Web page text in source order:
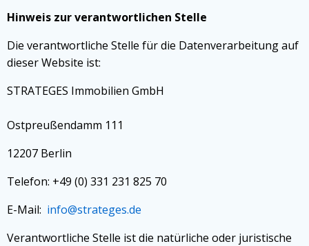
Hinweis zur verantwortlichen Stelle
Die verantwortliche Stelle für die Datenverarbeitung auf
dieser Website ist:
STRATEGES Immobilien GmbH
Ostpreußendamm 111
12207 Berlin
Telefon: +49 (0) 331 231 825 70
E-Mail: info@strateges.de
Verantwortliche Stelle ist die natürliche oder juristische